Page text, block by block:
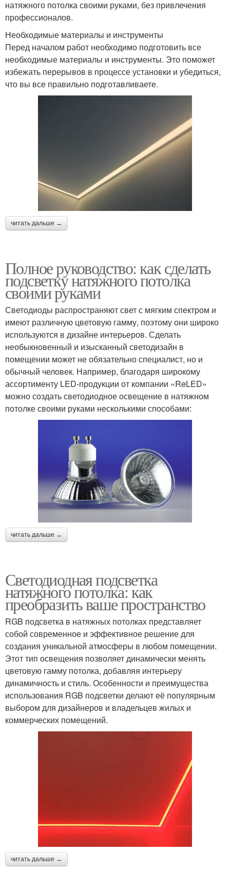
натяжного потолка своими руками, без привлечения
профессионалов.
Необходимые материалы и инструменты
Перед началом работ необходимо подготовить все
необходимые материалы и инструменты. Это поможет
избежать перерывов в процессе установки и убедиться,
что вы все правильно подготавливаете.
читать дальше →
Полное руководство: как сделать
подсветку натяжного потолка
своими руками
Светодиоды распространяют свет с мягким спектром и
имеют различную цветовую гамму, поэтому они широко
используются в дизайне интерьеров. Сделать
необыкновенный и изысканный светодизайн в
помещении может не обязательно специалист, но и
обычный человек. Например, благодаря широкому
ассортименту LED-продукции от компании «ReLED»
можно создать светодиодное освещение в натяжном
потолке своими руками несколькими способами:
читать дальше →
Светодиодная подсветка
натяжного потолка: как
преобразить ваше пространство
RGB подсветка в натяжных потолках представляет
собой современное и эффективное решение для
создания уникальной атмосферы в любом помещении.
Этот тип освещения позволяет динамически менять
цветовую гамму потолка, добавляя интерьеру
динамичность и стиль. Особенности и преимущества
использования RGB подсветки делают её популярным
выбором для дизайнеров и владельцев жилых и
коммерческих помещений.
читать дальше →